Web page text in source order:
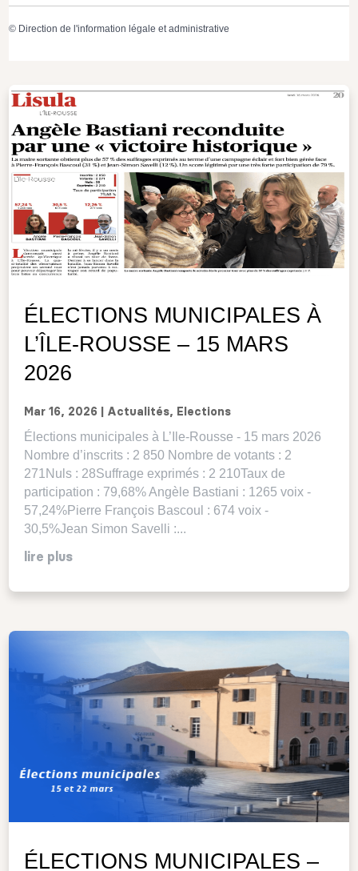
© Direction de l'information légale et administrative
ÉLECTIONS MUNICIPALES À
L’ÎLE-ROUSSE – 15 MARS
2026
Mar 16, 2026 Actualités, Elections
Élections municipales à L’Ile-Rousse - 15 mars 2026
Nombre d’inscrits : 2 850 Nombre de votants : 2
271Nuls : 28Suffrage exprimés : 2 210Taux de
participation : 79,68% Angèle Bastiani : 1265 voix -
57,24%Pierre François Bascoul : 674 voix -
30,5%Jean Simon Savelli :...
lire plus
ÉLECTIONS MUNICIPALES –